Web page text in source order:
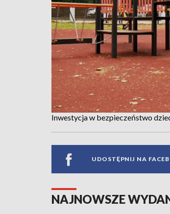
Inwestycja w bezpieczeństwo
UDOSTĘPNIJ NA
NAJNOWSZE